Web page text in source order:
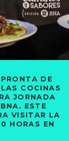
DE
COCINAS
JORNADA
ESTE
VISITAR LA
HORAS EN